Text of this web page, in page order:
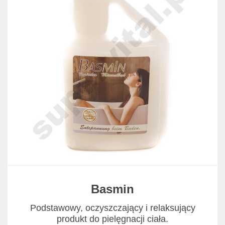
Basmin
Podstawowy, oczyszczający i relaksujący
produkt do pielęgnacji ciała.